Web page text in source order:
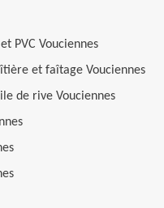
PVC Vouciennes
et faîtage Vouciennes
de rive Vouciennes